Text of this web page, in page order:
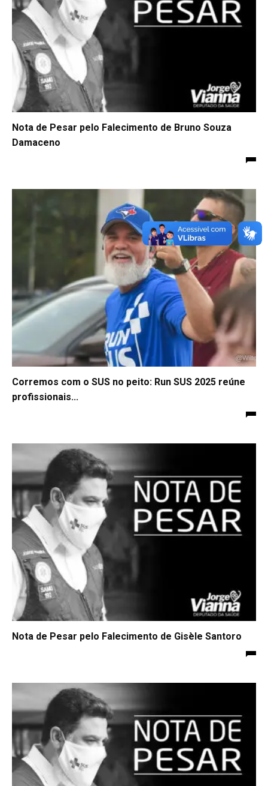
Nota de Pesar pelo Falecimento de Bruno Souza
Damaceno
Corremos com o SUS no peito: Run SUS 2025 reúne
profissionais...
Nota de Pesar pelo Falecimento de Gisèle Santoro